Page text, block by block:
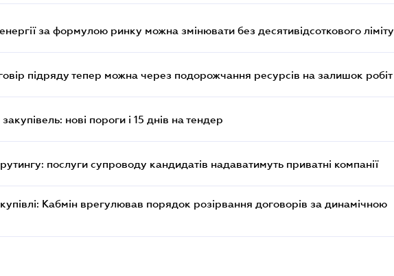
за формулою ринку можна змінювати без десятивідсоткового ліміту
підряду тепер можна через подорожчання ресурсів на залишок робіт
нові пороги і 15 днів на тендер
послуги супроводу кандидатів надаватимуть приватні компанії
Кабмін врегулював порядок розірвання договорів за динамічною